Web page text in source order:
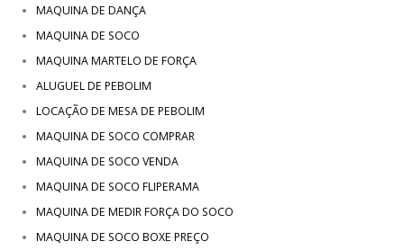
MAQUINA DE DANÇA
MAQUINA DE SOCO
MAQUINA MARTELO DE FORÇA
ALUGUEL DE PEBOLIM
LOCAÇÃO DE MESA DE PEBOLIM
MAQUINA DE SOCO COMPRAR
MAQUINA DE SOCO VENDA
MAQUINA DE SOCO FLIPERAMA
MAQUINA DE MEDIR FORÇA DO SOCO
MAQUINA DE SOCO BOXE PREÇO